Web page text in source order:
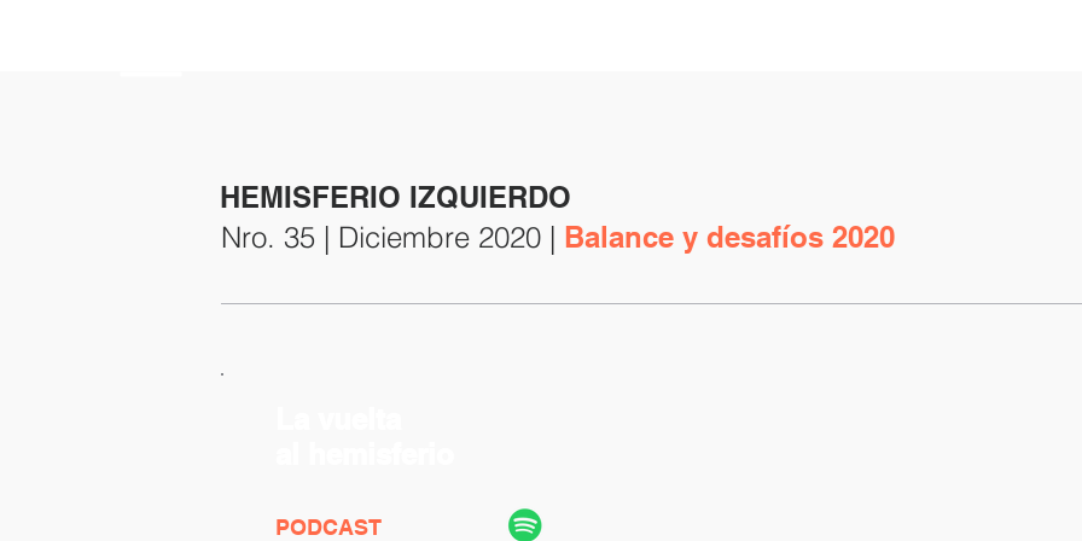
HEMISFERIO IZQUIERDO
Nro. 35 | Diciembre 2020 | Balance y desafíos 2020
PODCAST